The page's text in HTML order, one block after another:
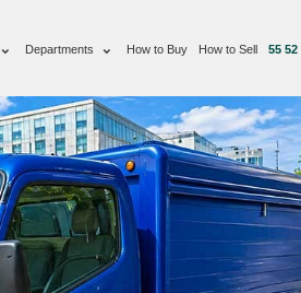
Departments How to Buy How to Sell 55 52